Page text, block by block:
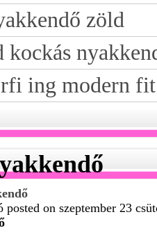
zöld
kockás
ing modern
posted on szeptember 23